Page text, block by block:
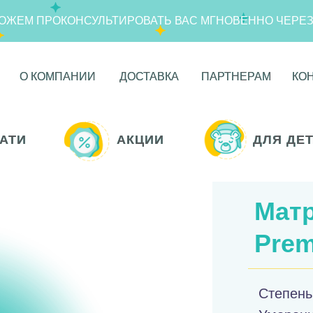
ДОСТАВКА
ДОСТАВКА
О КОМПАНИИ
О КОМПАНИИ ПАРТНЕРАМ
ПАРТНЕРАМ
ПРОКОНСУЛЬТИРОВАТЬ ВАС МГНОВЕННО
АКЦИИ
АКЦИИ ДЛЯ
ДЛЯ